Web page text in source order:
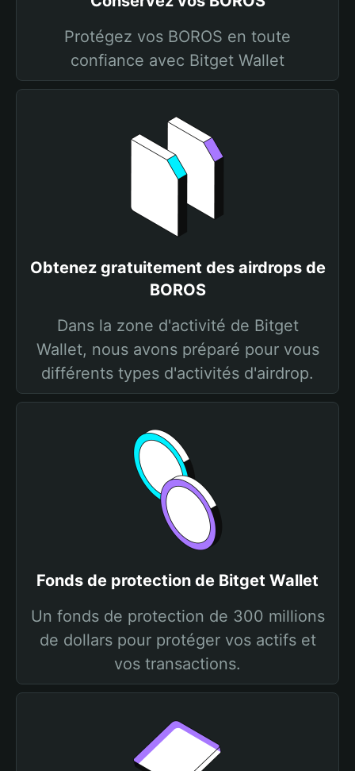
Protégez vos BOROS en toute
confiance avec Bitget Wallet
Obtenez gratuitement des airdrops de
BOROS
Dans la zone d'activité de Bitget
Wallet, nous avons préparé pour vous
différents types d'activités d'airdrop.
Fonds de protection de Bitget Wallet
Un fonds de protection de 300 millions
de dollars pour protéger vos actifs et
vos transactions.